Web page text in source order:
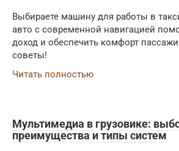
Выбираете машину для работы в
авто с современной навигацией
доход и обеспечить комфорт
советы!
Читать полностью
Мультимедиа в грузовике:
преимущества и типы систем